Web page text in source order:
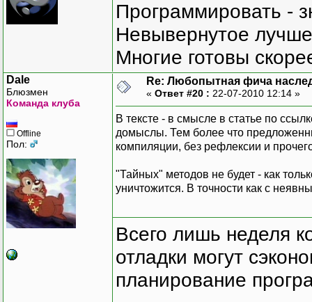
Программировать -
Невывернутое
Многие готовы
Dale
Блюзмен
Команда клуба
Offline
Пол:
Re: Любопытная фича
« Ответ #20 : 22-07-2010 12:14 »
В тексте - в смысле в статье по
домыслы. Тем более что
компиляции, без рефлексии и
"Тайных" методов не будет - как
уничтожится. В точности как с
Всего лишь неделя
отладки могут
планирование